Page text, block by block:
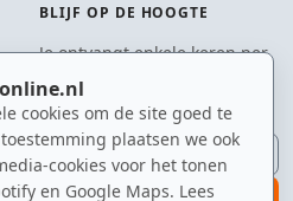
cookies om de site goed te
plaatsen we ook
cookies voor het tonen
en Google Maps. Lees
BLIJF OP DE HOOGTE
Je ontvangt enkele keren per
jaar een e-mail met het
laatste badmintonnieuws.
E-mailadres
aanmelden